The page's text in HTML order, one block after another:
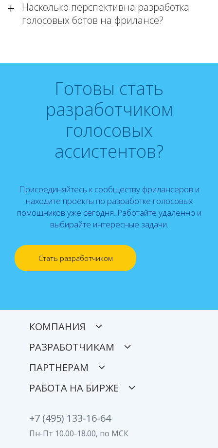
Насколько перспективна разработка
голосовых ботов на фрилансе?
Готовы стать
разработчиком
голосовых
ассистентов?
Присоединяйтесь к сообществу фрилансеров и
находите проекты по разработке голосовых
помощников уже сегодня. Работайте удаленно и
выбирайте интересные задачи.
Стать разработчиком
КОМПАНИЯ
РАЗРАБОТЧИКАМ
ПАРТНЕРАМ
РАБОТА НА БИРЖЕ
+7 (495) 133-16-64
Пн-Пт 10.00-18.00, по МСК